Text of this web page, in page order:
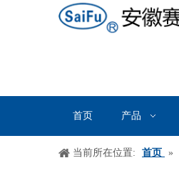
首页 产品
当前所在位置: 首页 »